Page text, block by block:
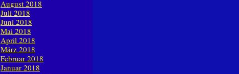
August 2018
Juli 2018
Juni 2018
Mai 2018
April 2018
März 2018
Februar 2018
Januar 2018